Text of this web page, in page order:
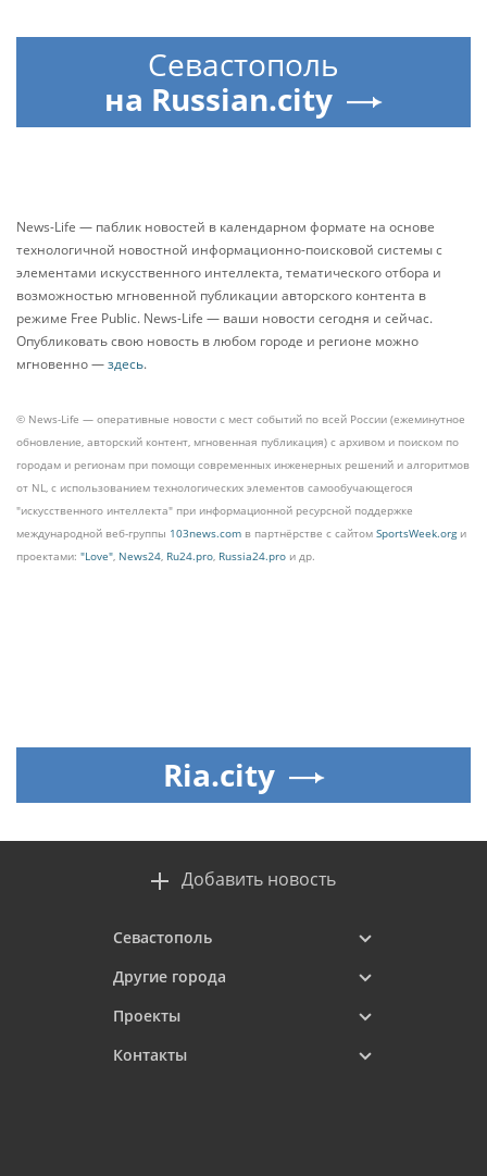
Севастополь
на Russian.city
News-Life — паблик новостей в календарном формате на основе
технологичной новостной информационно-поисковой системы с
элементами искусственного интеллекта, тематического отбора и
возможностью мгновенной публикации авторского контента в
режиме Free Public. News-Life — ваши новости сегодня и сейчас.
Опубликовать свою новость в любом городе и регионе можно
мгновенно —здесь.
© News-Life — оперативные новости с мест событий по всей России (ежеминутное
обновление, авторский контент, мгновенная публикация) с архивом и поиском по
городам и регионам при помощи современных инженерных решений и алгоритмов
от NL, с использованием технологических элементов самообучающегося
"искусственного интеллекта" при информационной ресурсной поддержке
международной веб-группы 103news.com в партнёрстве с сайтом SportsWeek.orgи
проектами: "Love", News24, Ru24.pro, Russia24.pro и др.
Ria.city
Добавить новость
Севастополь
Другие города
Проекты
Контакты